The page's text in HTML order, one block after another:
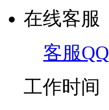
在线客服
客服QQ
工作时间